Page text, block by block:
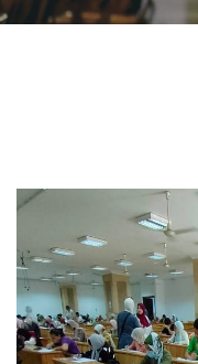
البحث العلمي
الأنظمة الذكية
الإعلام
تواصل معنا